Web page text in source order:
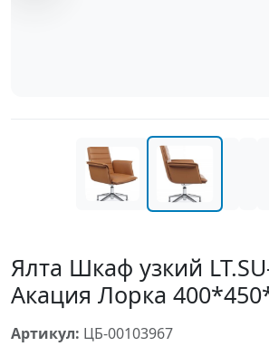
Ялта Шкаф узкий
Акация Лорка
Артикул: ЦБ-00103967